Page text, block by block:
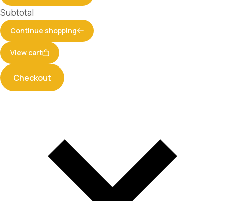
Subtotal
Continue shopping
View cart
Checkout